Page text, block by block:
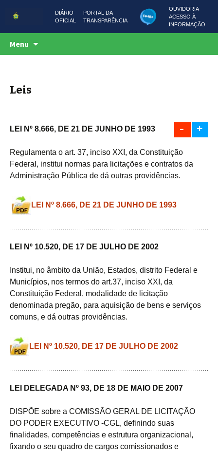
DIÁRIO
OFICIAL
PORTAL DA
TRANSPARÊNCIA
OUVIDORIA
ACESSO À
INFORMAÇÃO
CSC AMAZONAS
Centro de Serviços Compartilhados
Menu
Leis
+
-
LEI Nº 8.666, DE 21 DE JUNHO DE 1993
Regulamenta o art. 37, inciso XXI, da Constituição
Federal, institui normas para licitações e contratos da
Administração Pública de dá outras providências.
LEI Nº 8.666, DE 21 DE JUNHO DE 1993
LEI Nº 10.520, DE 17 DE JULHO DE 2002
Institui, no âmbito da União, Estados, distrito Federal e
Municípios, nos termos do art.37, inciso XXI, da
Constituição Federal, modalidade de licitação
denominada pregão, para aquisição de bens e serviços
comuns, e dá outras providências.
LEI Nº 10.520, DE 17 DE JULHO DE 2002
LEI DELEGADA Nº 93, DE 18 DE MAIO DE 2007
DISPÕE sobre a COMISSÃO GERAL DE LICITAÇÃO
DO PODER EXECUTIVO -CGL, definindo suas
finalidades, competências e estrutura organizacional,
fixando o seu quadro de cargos comissionados e